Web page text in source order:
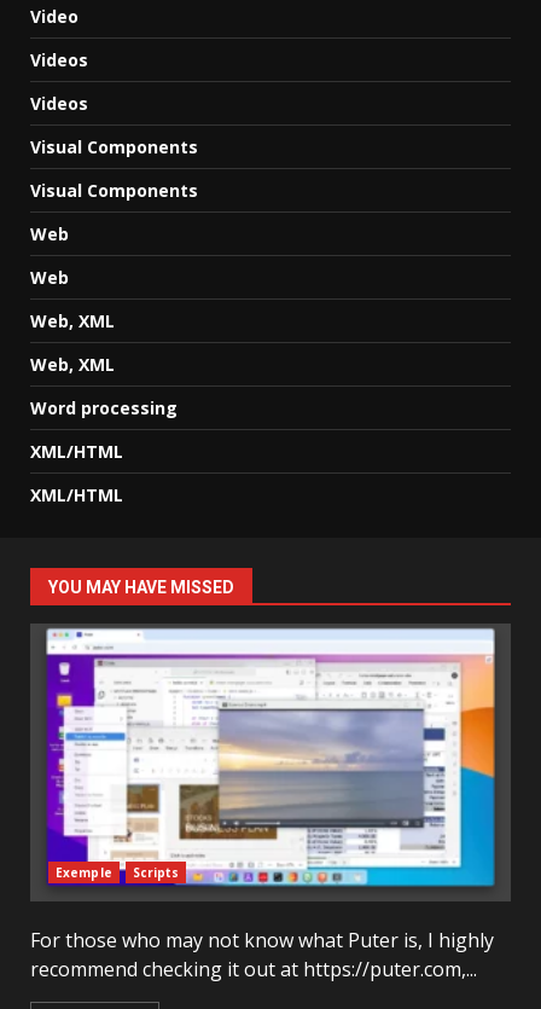
Video
Videos
Videos
Visual Components
Visual Components
Web
Web
Web, XML
Web, XML
Word processing
XML/HTML
XML/HTML
YOU MAY HAVE MISSED
Exemple Scripts
For those who may not know what Puter is, I highly
recommend checking it out at https://puter.com,...